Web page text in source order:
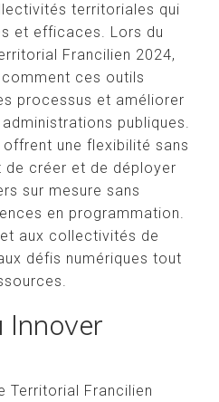
territoriales qui
et efficaces. Lors du
Francilien 2024,
ces outils
processus et améliorer
publiques.
une flexibilité sans
de créer et de déployer
sur mesure sans
en programmation.
aux collectivités de
défis numériques tout
Innover
Territorial Francilien